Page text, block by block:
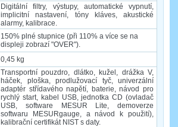
Digitální filtry, výstupy, automatické vypnutí,
implicitní nastavení, tóny kláves, akustické
alarmy, kalibrace.
150% plné stupnice (při 110% a více se na
displeji zobrazí "OVER").
0,45 kg
Transportní pouzdro, dlátko, kužel, drážka V,
háček, ploška, prodlužovací tyč, univerzální
adaptér střídavého napětí, baterie, návod pro
rychlý start, kabel USB, jednotka CD (ovladač
USB, software MESUR Lite, demoverze
softwaru MESURgauge, a návod k použití),
kalibrační certifikát NIST s daty.